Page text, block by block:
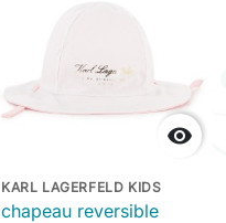

KARL LAGERFELD KIDS
chapeau reversible